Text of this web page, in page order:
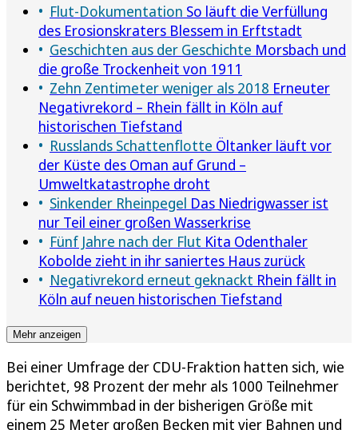
Flut-Dokumentation So läuft die Verfüllung
des Erosionskraters Blessem in Erftstadt
Geschichten aus der Geschichte Morsbach und
die große Trockenheit von 1911
Zehn Zentimeter weniger als 2018 Erneuter
Negativrekord – Rhein fällt in Köln auf
historischen Tiefstand
Russlands Schattenflotte Öltanker läuft vor
der Küste des Oman auf Grund –
Umweltkatastrophe droht
Sinkender Rheinpegel Das Niedrigwasser ist
nur Teil einer großen Wasserkrise
Fünf Jahre nach der Flut Kita Odenthaler
Kobolde zieht in ihr saniertes Haus zurück
Negativrekord erneut geknackt Rhein fällt in
Köln auf neuen historischen Tiefstand
Mehr anzeigen
Bei einer Umfrage der CDU-Fraktion hatten sich, wie
berichtet, 98 Prozent der mehr als 1000 Teilnehmer
für ein Schwimmbad in der bisherigen Größe mit
einem 25 Meter großen Becken mit vier Bahnen und